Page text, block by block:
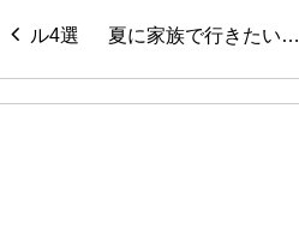
夏に家族で行きたい…